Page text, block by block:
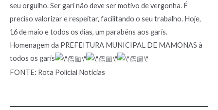
seu orgulho. Ser gari não deve ser motivo de vergonha. É
preciso valorizar e respeitar, facilitando o seu trabalho. Hoje,
16 de maio e todos os dias, um parabéns aos garis.
Homenagem da PREFEITURA MUNICIPAL DE MAMONAS à
todos os garis
FONTE: Rota Policial Noticias